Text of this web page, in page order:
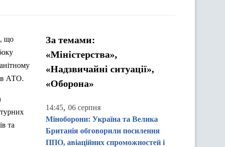
що
АТО.
та
За темами:
«Міністерства»,
«Надзвичайні ситуації»,
«Оборона»
14:45, 06 серпня
Міноборони: Україна та Велика
Британія обговорили посилення
ППО, авіаційних спроможностей і